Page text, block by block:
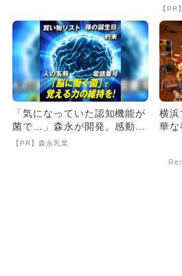
【PR
「気になっていた認知機能が
菌で…」森永が開発。感動の
70代続出
【PR】森永乳業
横浜
華な